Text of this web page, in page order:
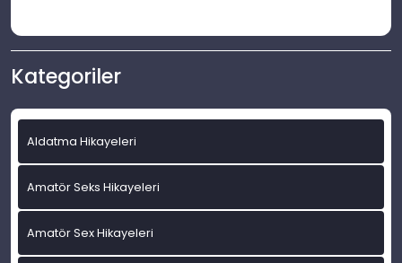
Kategoriler
Aldatma Hikayeleri
Amatör Seks Hikayeleri
Amatör Sex Hikayeleri